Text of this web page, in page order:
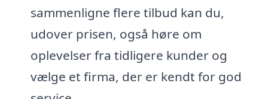
sammenligne flere tilbud kan du,
udover prisen, også høre om
oplevelser fra tidligere kunder og
vælge et firma, der er kendt for god